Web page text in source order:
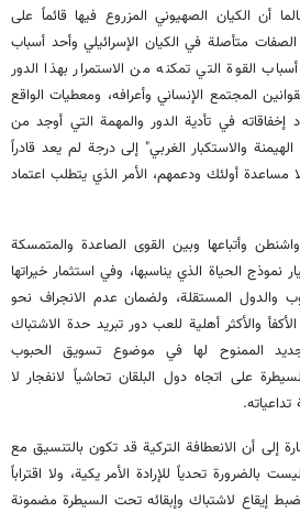
أن الكيان الصهيوني المزروع فيها قائماً على
الصفات متأصلة في الكيان الإسرائيلي وأحد أسباب
القوة التي تمكنه من الاستمرار بهذا الدور
المجتمع الإنساني وأعرافه، ومعطيات الواقع
إخفاقاته في تأدية الدور والمهمة التي أوجد من
والاستكبار الغربي" إلى درجة لم يعد قادراً
مساعدة أولئك ودعمهم، الأمر الذي يتطلب اعتماد
وأتباعها وبين القوى الصاعدة والمتمسكة
الحياة الذي يناسبها، وفي استثمار خيراتها
والدول المستقلة، ولضمان عدم الانجراف نحو
والأكثر أهلية للعب دور تبريد حدة الاشتباك
الممنوح لها في موضوع تسويق الحبوب
على اتجاه دول البلقان تحاشياً لانفجار لا
إلى أن الانعطافة التركية قد تكون بالتنسيق مع
بالضرورة تحدياً للإرادة الأمر يكية، ولا اقتراباً
إيقاع لاشتباك وإبقائه تحت السيطرة مضمونة